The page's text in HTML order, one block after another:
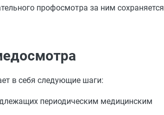
профосмотра за ним сохраняется
в себя следующие шаги:
периодическим медицинским